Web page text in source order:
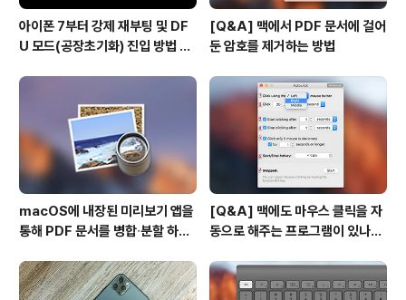
아이폰 7부터 강제 재부팅 및 DF
U 모드(공장초기화) 진입 방법 변
[Q&A] 맥에서 PDF 문서에 걸어
둔 암호를 제거하는 방법
macOS에 내장된 미리보기 앱을
통해 PDF 문서를 병합∙분할 하는
[Q&A] 맥에도 마우스 클릭을 자
동으로 해주는 프로그램이 있나